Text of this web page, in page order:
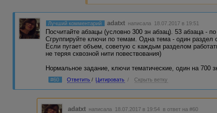
Лучший комментарий adatxt написала 18.07.2017 в 19:51
Посчитайте абзацы (условно 300 зн абзац). 53 абзаца -
Сгруппируйте ключи по темам. Одна тема - один раздел
Если пугает объем, советую с каждым разделом
не теряя сквозной нити повествования)
Нормальное задание, ключи тематические, один на 700
#60 Ответить / Цитировать / Скрыть ветку
adatxt написала 18.07.2017 в 19:54 в ответ на #60